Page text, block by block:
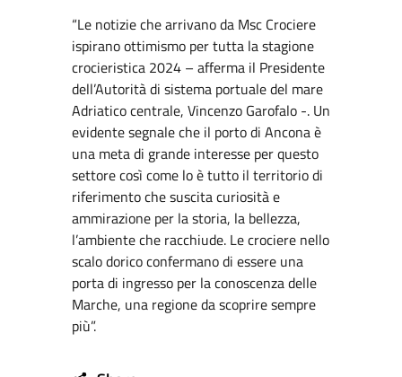
“Le notizie che arrivano da Msc Crociere
ispirano ottimismo per tutta la stagione
crocieristica 2024 – afferma il Presidente
dell’Autorità di sistema portuale del mare
Adriatico centrale, Vincenzo Garofalo -. Un
evidente segnale che il porto di Ancona è
una meta di grande interesse per questo
settore così come lo è tutto il territorio di
riferimento che suscita curiosità e
ammirazione per la storia, la bellezza,
l’ambiente che racchiude. Le crociere nello
scalo dorico confermano di essere una
porta di ingresso per la conoscenza delle
Marche, una regione da scoprire sempre
più”.